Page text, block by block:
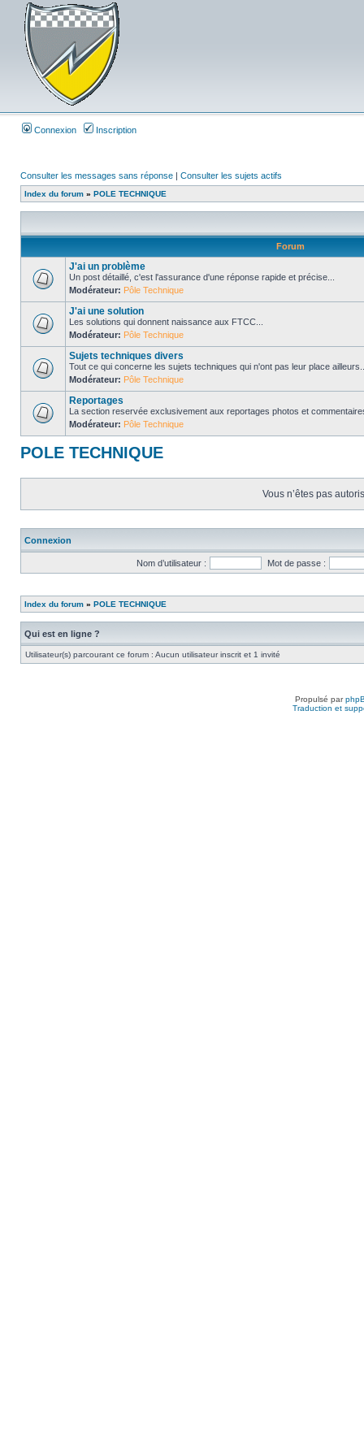
Connexion Inscription
Consulter les messages sans réponse | Consulter les sujets actifs
Index du forum » POLE TECHNIQUE
Forum
J'ai un problème
Un post détaillé, c'est l'assurance d'une réponse rapide et précise...
Modérateur: Pôle Technique
J'ai une solution
Les solutions qui donnent naissance aux FTCC...
Modérateur: Pôle Technique
Sujets techniques divers
Tout ce qui concerne les sujets techniques qui n'ont pas leur place
Modérateur: Pôle Technique
Reportages
La section reservée exclusivement aux reportages photos et
Modérateur: Pôle Technique
POLE TECHNIQUE
Vous n’êtes pas
Connexion
Nom d’utilisateur : Mot de passe :
Index du forum » POLE TECHNIQUE
Qui est en ligne ?
Utilisateur(s) parcourant ce forum : Aucun utilisateur inscrit et 1 invité
Propulsé par
Traduction et